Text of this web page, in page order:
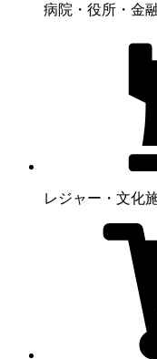
病院・役所・金
レジャー・文化